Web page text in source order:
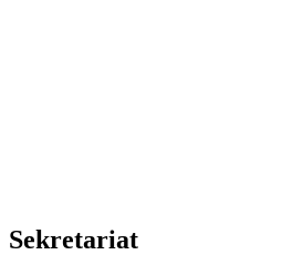
Sekretariat